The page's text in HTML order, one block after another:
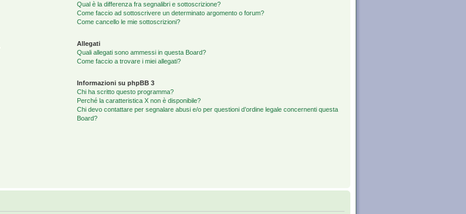
Qual è la differenza fra segnalibri e sottoscrizione?
Come faccio ad sottoscrivere un determinato argomento o forum?
Come cancello le mie sottoscrizioni?
Allegati
Quali allegati sono ammessi in questa Board?
Come faccio a trovare i miei allegati?
Informazioni su phpBB 3
Chi ha scritto questo programma?
Perché la caratteristica X non è disponibile?
Chi devo contattare per segnalare abusi e/o per questioni d’ordine legale concernenti questa
Board?